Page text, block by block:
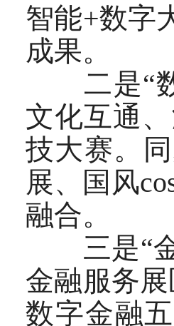
智能+数字
成果。
二是“数
文化互通
技大赛。
展、国风
融合。
三是“金
金融服务
数字金融